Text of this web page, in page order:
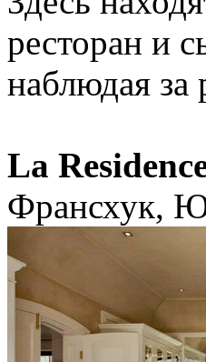
ресторан и
наблюдая
La
Франсхук,